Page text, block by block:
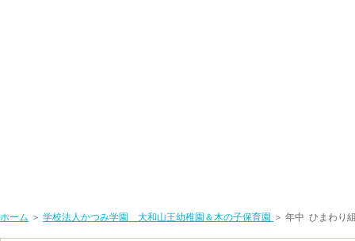
ホーム ＞ 学校法人かつみ学園 大和山王幼稚園＆木の子保育園 ＞ 年中 ひまわり